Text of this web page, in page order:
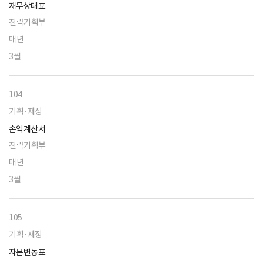
재무상태표
전략기획부
매년
3월
104
기획·재정
손익계산서
전략기획부
매년
3월
105
기획·재정
자본변동표